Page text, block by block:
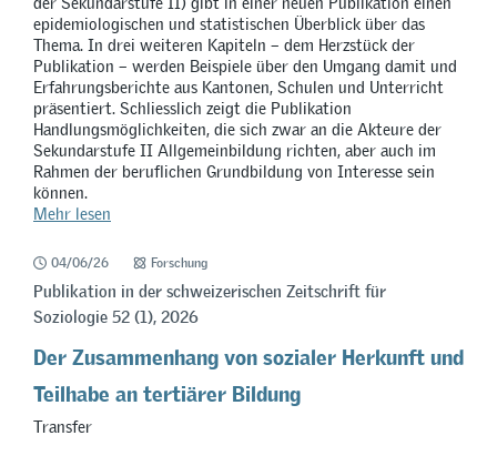
epidemiologischen und statistischen Überblick über das
Thema. In drei weiteren Kapiteln – dem Herzstück der
Publikation – werden Beispiele über den Umgang damit und
Erfahrungsberichte aus Kantonen, Schulen und Unterricht
präsentiert. Schliesslich zeigt die Publikation
Handlungsmöglichkeiten, die sich zwar an die Akteure der
Sekundarstufe II Allgemeinbildung richten, aber auch im
Rahmen der beruflichen Grundbildung von Interesse sein
können.
Mehr lesen
04/06/26 Forschung
Publikation in der schweizerischen Zeitschrift für
Soziologie 52 (1), 2026
Der Zusammenhang von sozialer Herkunft und
Teilhabe an tertiärer Bildung
Transfer